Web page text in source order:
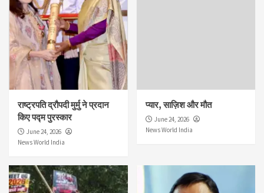
राष्ट्रपति द्रौपदी मुर्मु ने प्रदान
किए पद्म पुरस्कार
June 24, 2026
News World India
प्यार, साज़िश और मौत
June 24, 2026
News World India